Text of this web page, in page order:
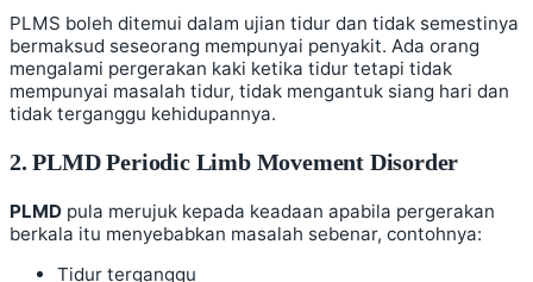
PLMS boleh ditemui dalam ujian tidur dan tidak semestinya
bermaksud seseorang mempunyai penyakit. Ada orang
mengalami pergerakan kaki ketika tidur tetapi tidak
mempunyai masalah tidur, tidak mengantuk siang hari dan
tidak terganggu kehidupannya.
2. PLMD Periodic Limb Movement Disorder
PLMD pula merujuk kepada keadaan apabila pergerakan
berkala itu menyebabkan masalah sebenar, contohnya:
Tidur terganggu